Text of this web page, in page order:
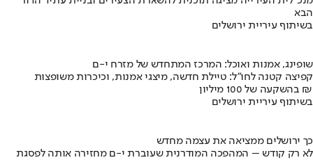
הבא
בשיתוף עיריית ירושלים
שופינג, אמנות ואוכל: המרכז המתחדש של מזרח י-ם
קפיצה קטנה לחו"ל: טיילת חדשה, מיצגי אמנות, וכיכרות משופצות
בהשקעה של 100 מיליון ₪
בשיתוף עיריית ירושלים
כך ירושלים ממציאה את עצמה מחדש
לא רק קודש – המהפכה המודרנית שעוברת י-ם מחזירה אותה לפסגת